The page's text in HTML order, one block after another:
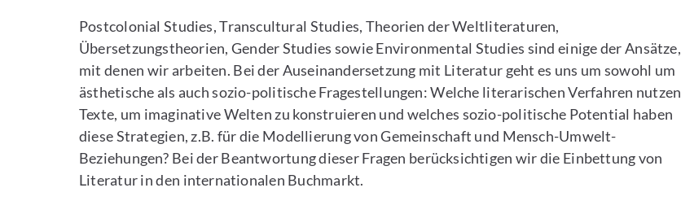
Postcolonial Studies, Transcultural Studies, Theorien der Weltliteraturen,
Übersetzungstheorien, Gender Studies sowie Environmental Studies sind einige der Ansätze,
mit denen wir arbeiten. Bei der Auseinandersetzung mit Literatur geht es uns um sowohl um
ästhetische als auch sozio-politische Fragestellungen: Welche literarischen Verfahren nutzen
Texte, um imaginative Welten zu konstruieren und welches sozio-politische Potential haben
diese Strategien, z.B. für die Modellierung von Gemeinschaft und Mensch-Umwelt-
Beziehungen? Bei der Beantwortung dieser Fragen berücksichtigen wir die Einbettung von
Literatur in den internationalen Buchmarkt.